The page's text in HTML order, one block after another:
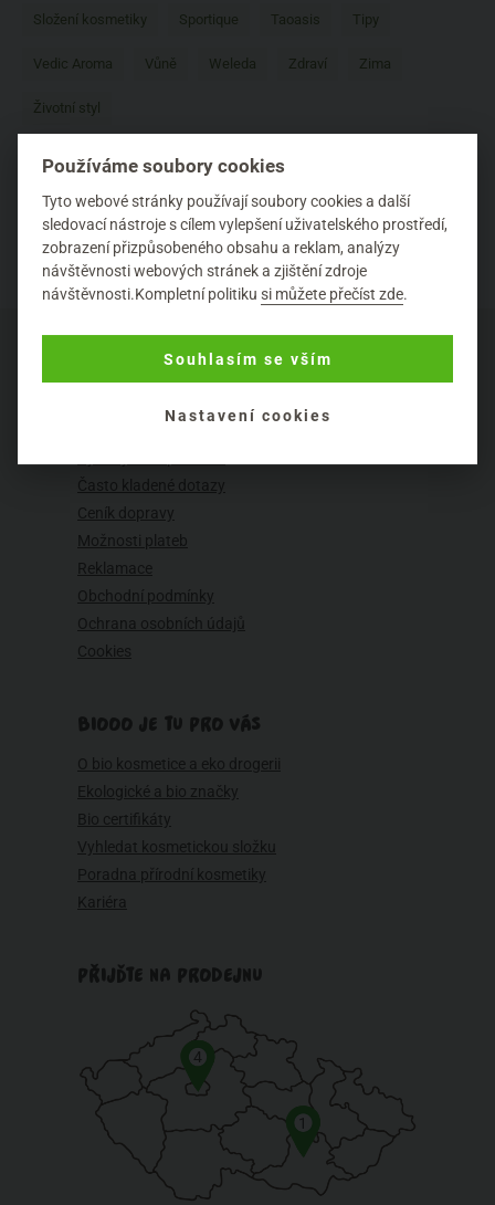
Složení kosmetiky Sportique Taoasis Tipy
Vedic Aroma Vůně Weleda Zdraví Zima
Životní styl
Často kladené dotazy
Ceník dopravy
Možnosti plateb
Reklamace
Obchodní podmínky
Ochrana osobních údajů
Cookies
BIOOO JE TU PRO VÁS
O bio kosmetice a eko drogerii
Ekologické a bio značky
Bio certifikáty
Vyhledat kosmetickou složku
Poradna přírodní kosmetiky
Kariéra
PŘIJĎTE NA PRODEJNU
1
4
Používáme soubory cookies
Tyto webové stránky používají soubory cookies a další
sledovací nástroje s cílem vylepšení uživatelského prostředí,
zobrazení přizpůsobeného obsahu a reklam, analýzy
návštěvnosti webových stránek a zjištění zdroje
návštěvnosti.Kompletní politikusi můžete přečíst zde.
Souhlasím se vším
Nastavení cookies